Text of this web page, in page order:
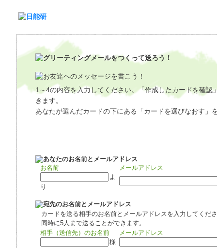
1～4の内容を入力してください。「作成したカードを確
きます。
あなたが選んだカードの下にある「カードを選びなおす」
お名前
メールアドレス
よ
り
カードを送る相手のお名前とメールアドレスを入力してくだ
同時に5人まで送ることができます。
相手（送信先）のお名前
メールアドレス
様